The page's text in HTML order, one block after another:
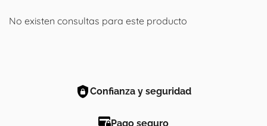
No existen consultas para este producto
Confianza y seguridad
Pago seguro